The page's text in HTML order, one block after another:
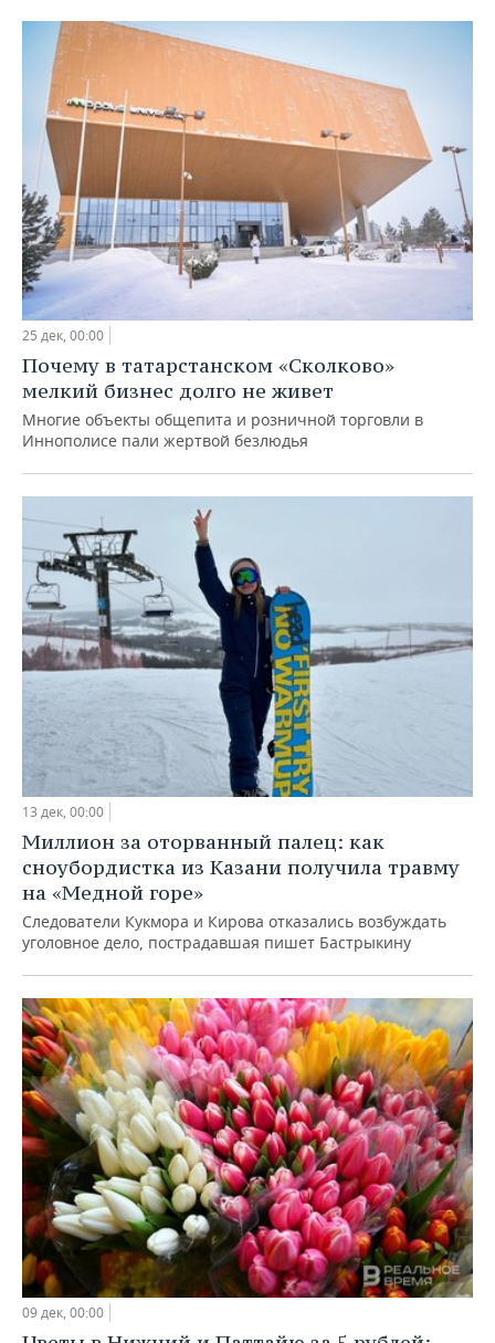
25 дек, 00:00
Почему в татарстанском «Сколково»
мелкий бизнес долго не живет
Многие объекты общепита и розничной торговли в
Иннополисе пали жертвой безлюдья
13 дек, 00:00
Миллион за оторванный палец: как
сноубордистка из Казани получила травму
на «Медной горе»
Следователи Кукмора и Кирова отказались возбуждать
уголовное дело, пострадавшая пишет Бастрыкину
09 дек, 00:00